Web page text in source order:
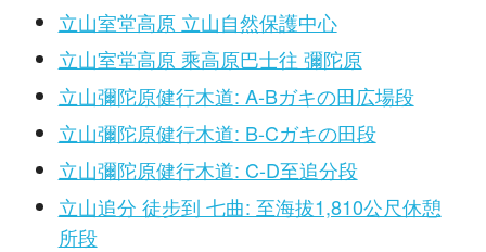
立山室堂高原 立山自然保護中心
立山室堂高原 乘高原巴士往 彌陀原
立山彌陀原健行木道: A-Bガキの田広場段
立山彌陀原健行木道: B-Cガキの田段
立山彌陀原健行木道: C-D至追分段
立山追分 徒步到 七曲: 至海拔1,810公尺休憩
所段